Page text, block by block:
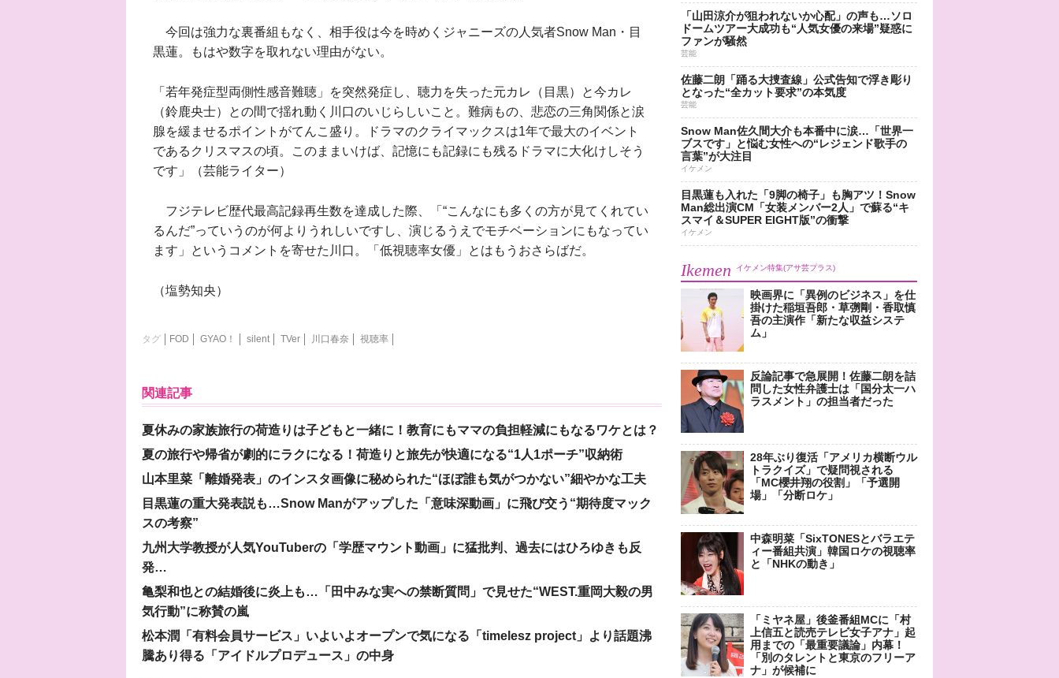
今回は強力な裏番組もなく、相手役は今を時めくジャニーズの人気者Snow Man・目
黒蓮。もはや数字を取れない理由がない。
「若年発症型両側性感音難聴」を突然発症し、聴力を失った元カレ（目黒）と今カレ
（鈴鹿央士）との間で揺れ動く川口のいじらしいこと。難病もの、悲恋の三角関係と涙
腺を緩ませるポイントがてんこ盛り。ドラマのクライマックスは1年で最大のイベント
であるクリスマスの頃。このままいけば、記憶にも記録にも残るドラマに大化けしそう
です」（芸能ライター）
フジテレビ歴代最高記録再生数を達成した際、「“こんなにも多くの方が見てくれてい
るんだ”っていうのが何よりうれしいですし、演じるうえでモチベーションにもなってい
ます」というコメントを寄せた川口。「低視聴率女優」とはもうおさらばだ。
（塩勢知央）
タグ FOD GYAO！ silent TVer 川口春奈 視聴率
関連記事
夏休みの家族旅行の荷造りは子どもと一緒に！教育にもママの負担軽減にもなるワケとは？
夏の旅行や帰省が劇的にラクになる！荷造りと旅先が快適になる“1人1ポーチ”収納術
山本里菜「離婚発表」のインスタ画像に秘められた“ほぼ誰も気がつかない”細やかな工夫
目黒蓮の重大発表説も…Snow Manがアップした「意味深動画」に飛び交う“期待度マック
スの考察”
九州大学教授が人気YouTuberの「学歴マウント動画」に猛批判、過去にはひろゆきも反
発…
亀梨和也との結婚後に炎上も…「田中みな実への禁断質問」で見せた“WEST.重岡大毅の男
気行動”に称賛の嵐
松本潤「有料会員サービス」いよいよオープンで気になる「timelesz project」より話題沸
騰あり得る「アイドルプロデュース」の中身
「山田涼介が狙われないか心配」の声も…ソロ
ドームツアー大成功も“人気女優の来場”疑惑に
ファンが騒然
芸能
佐藤二朗「踊る大捜査線」公式告知で浮き彫り
となった“全カット要求”の本気度
芸能
Snow Man佐久間大介も本番中に涙…「世界一
ブスです」と悩む女性への“レジェンド歌手の
言葉”が大注目
イケメン
目黒蓮も入れた「9脚の椅子」も胸アツ！Snow
Man総出演CM「女装メンバー2人」で蘇る“キ
スマイ＆SUPER EIGHT版”の衝撃
イケメン
Ikemen イケメン特集(アサ芸プラス)
映画界に「異例のビジネス」を仕
掛けた稲垣吾郎・草彅剛・香取慎
吾の主演作「新たな収益システ
ム」
反論記事で急展開！佐藤二朗を詰
問した女性弁護士は「国分太一ハ
ラスメント」の担当者だった
28年ぶり復活「アメリカ横断ウル
トラクイズ」で疑問視される
「MC櫻井翔の役割」「予選開
場」「分断ロケ」
中森明菜「SixTONESとバラエテ
ィー番組共演」韓国ロケの視聴率
と「NHKの動き」
「ミヤネ屋」後釜番組MCに「村
上信五と読売テレビ女子アナ」起
用までの「最重要議論」内幕！
「別のタレントと東京のフリーア
ナ」が候補に